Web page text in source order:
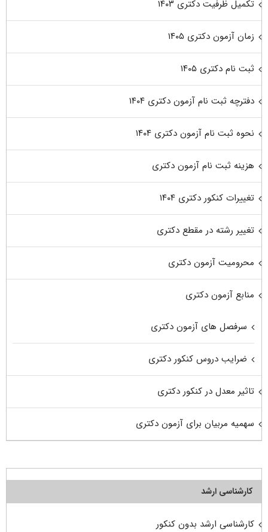
تکمیل ظرفیت دکتری ۱۴۰۳
زمان آزمون دکتری ۱۴۰۵
ثبت نام دکتری ۱۴۰۵
دفترچه ثبت نام آزمون دکتری ۱۴۰۴
نحوه ثبت نام آزمون دکتری ۱۴۰۴
هزینه ثبت نام آزمون دکتری
تغییرات کنکور دکتری ۱۴۰۴
تغییر رشته در مقطع دکتری
محرومیت آزمون دکتری
منابع آزمون دکتری
سرفصل های آزمون دکتری
ضرایب دروس کنکور دکتری
تاثیر معدل در کنکور دکتری
سهمیه مربیان برای آزمون دکتری
کارشناسی ارشد
کارشناسی ارشد بدون کنکور